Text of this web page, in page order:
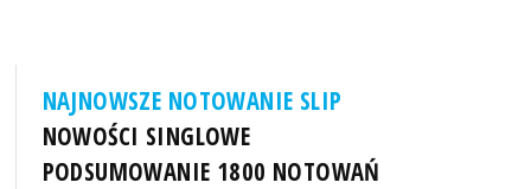
NAJNOWSZE NOTOWANIE SLIP
NOWOŚCI SINGLOWE
PODSUMOWANIE 1800 NOTOWAŃ